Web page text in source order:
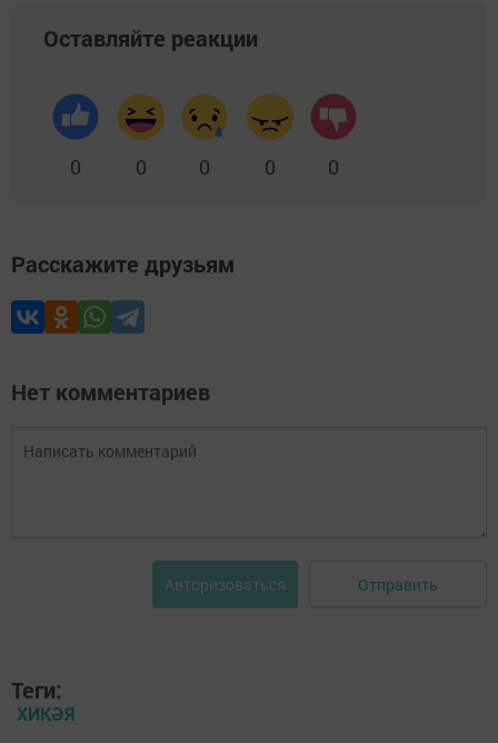
Оставляйте реакции
0 0 0 0 0
Расскажите друзьям
Нет комментариев
Авторизоваться Отправить
Теги:
ХИКӘЯ